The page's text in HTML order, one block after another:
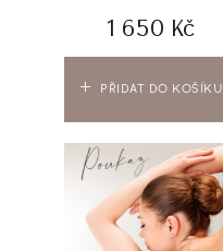
PŘIDAT DO KOŠÍKU
1 650 Kč